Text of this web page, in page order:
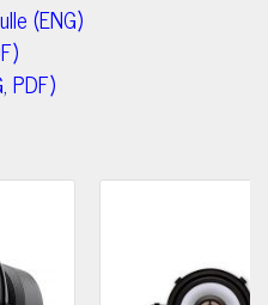
(ENG)
PDF)